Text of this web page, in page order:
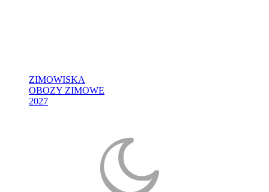
ZIMOWISKA
OBOZY ZIMOWE
2027